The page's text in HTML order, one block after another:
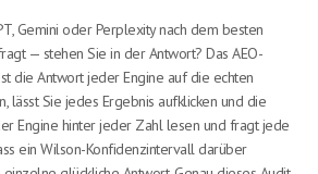
Gemini oder Perplexity nach dem besten
— stehen Sie in der Antwort? Das AEO-
die Antwort jeder Engine auf die echten
lässt Sie jedes Ergebnis aufklicken und die
Engine hinter jeder Zahl lesen und fragt jede
ein Wilson-Konfidenzintervall darüber